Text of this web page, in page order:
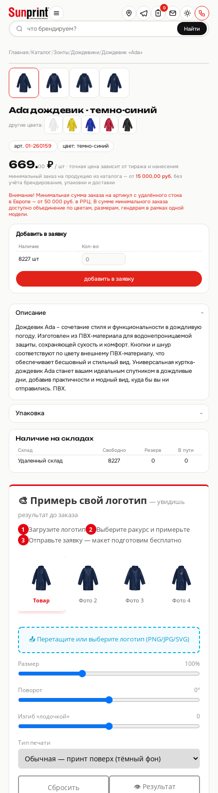
Найти
0
Главная/Каталог/Зонты/Дождевики/Дождевик «Ada»
Ada дождевик - темно-синий
другие цвета:
арт.01-260159 цвет: темно-синий
669.00₽/ шт · точная цена зависит от тиража и нанесения
минимальный заказ на продукцию из каталога — от 15 000,00 руб. без
учёта брендирования, упаковки и доставки
Внимание! Минимальная сумма заказа на артикул с удалённого стока
в Европе — от 50 000 руб. в РРЦ. В сумме минимального заказа
доступно объединение по цветам, размерам, гендерам в рамках одной
модели.
Добавить в заявку
Наличие Кол-во
8227 шт
добавить в заявку
Описание
Дождевик Ada – сочетание стиля и функциональности в дождливую
погоду. Изготовлен из ПВХ-материала для водонепроницаемой
защиты, сохраняющей сухость и комфорт. Кнопки и шнур
соответствуют по цвету внешнему ПВХ-материалу, что
обеспечивает бесшовный и стильный вид. Универсальная куртка-
дождевик Ada станет вашим идеальным спутником в дождливые
дни, добавив практичности и модный вид, куда бы вы ни
отправились. ПВХ.
Упаковка
Наличие на складах
Склад Свободно Резерв В пути
Удаленный склад 8227 0 0
🎨 Примерь свой логотип — увидишь
результат до заказа
1 Загрузите логотип 2 Выберите ракурс и примерьте
3 Отправьте заявку — макет подготовим бесплатно
Товар Фото 2 Фото 3 Фото 4
📤 Перетащите или выберите логотип (PNG/JPG/SVG)
Размер 100%
Поворот 0°
Изгиб «лодочкой» 0
Тип печати
Сбросить 👁 Результат